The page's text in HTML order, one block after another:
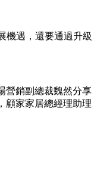
機遇，還要通過升級
營銷副總裁魏然分享
顧家家居總經理助理